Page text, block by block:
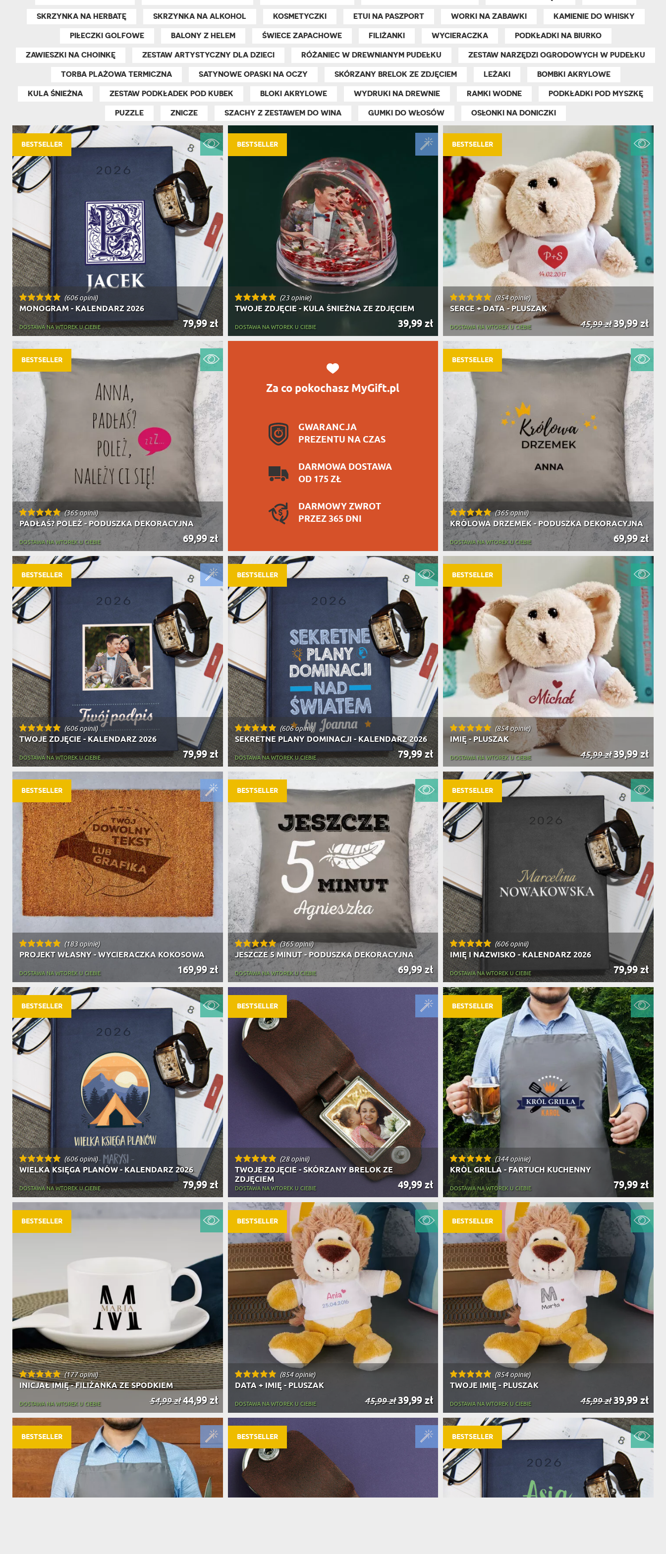
PREZENT DLA TEŚCIÓW PREZENT DLAFIRM
ROWERZYSTY
SENIORA
SPORTOWCA
STRAŻAKA
SZEFA
WĘDKARZA
PRODUKTY SPOŻYWCZE
CHARAKTER PREZENTU
SKRZYNKA NA HERBATĘ SKRZYNKA NA ALKOHOL KOSMETYCZKI ETUI NA PASZPORT WORKI NA ZABAWKI KAMIENIE DO WHISKY
PIŁECZKI GOLFOWE BALONY Z HELEM ŚWIECE ZAPACHOWE FILIŻANKI WYCIERACZKA PODKŁADKI NA BIURKO
ZAWIESZKI NA CHOINKĘ ZESTAW ARTYSTYCZNY DLA DZIECI RÓŻANIEC W DREWNIANYM PUDEŁKU ZESTAW NARZĘDZI OGRODOWYCH W PUDEŁKU
TORBA PLAŻOWA TERMICZNA SATYNOWE OPASKI NA OCZY SKÓRZANY BRELOK ZE ZDJĘCIEM LEŻAKI BOMBKI AKRYLOWE
KULA ŚNIEŻNA ZESTAW PODKŁADEK POD KUBEK BLOKI AKRYLOWE WYDRUKI NA DREWNIE RAMKI WODNE PODKŁADKI POD MYSZKĘ
PUZZLE ZNICZE SZACHY Z ZESTAWEM DO WINA GUMKI DO WŁOSÓW OSŁONKI NA DONICZKI
(606 opinii)
MONOGRAM - KALENDARZ 2026
79,99 zł
DOSTAWA NA WTOREK U CIEBIE
BESTSELLER
(23 opinie)
TWOJE ZDJĘCIE - KULA ŚNIEŻNA ZE ZDJĘCIEM
39,99 zł
DOSTAWA NA WTOREK U CIEBIE
BESTSELLER
Za co pokochasz MyGift.pl
GWARANCJA
PREZENTU NA CZAS
DARMOWA DOSTAWA
OD 175 ZŁ
DARMOWY ZWROT
PRZEZ 365 DNI
(854 opinie)
SERCE + DATA - PLUSZAK
45,99 zł39,99 zł
DOSTAWA NA WTOREK U CIEBIE
BESTSELLER
(365 opinii)
PADŁAŚ? POLEŻ - PODUSZKA DEKORACYJNA
69,99 zł
DOSTAWA NA WTOREK U CIEBIE
BESTSELLER
(365 opinii)
KRÓLOWA DRZEMEK - PODUSZKA DEKORACYJNA
69,99 zł
DOSTAWA NA WTOREK U CIEBIE
BESTSELLER
(606 opinii)
TWOJE ZDJĘCIE - KALENDARZ 2026
79,99 zł
DOSTAWA NA WTOREK U CIEBIE
BESTSELLER
(606 opinii)
SEKRETNE PLANY DOMINACJI - KALENDARZ 2026
79,99 zł
DOSTAWA NA WTOREK U CIEBIE
BESTSELLER
(365 opinii)
JESZCZE 5 MINUT - PODUSZKA DEKORACYJNA
69,99 zł
DOSTAWA NA WTOREK U CIEBIE
BESTSELLER
(854 opinie)
IMIĘ - PLUSZAK
45,99 zł39,99 zł
DOSTAWA NA WTOREK U CIEBIE
BESTSELLER
(183 opinie)
PROJEKT WŁASNY - WYCIERACZKA KOKOSOWA
169,99 zł
DOSTAWA NA WTOREK U CIEBIE
BESTSELLER
(606 opinii)
IMIĘ I NAZWISKO - KALENDARZ 2026
79,99 zł
DOSTAWA NA WTOREK U CIEBIE
BESTSELLER
(606 opinii)
WIELKA KSIĘGA PLANÓW - KALENDARZ 2026
79,99 zł
DOSTAWA NA WTOREK U CIEBIE
BESTSELLER
(28 opinii)
TWOJE ZDJĘCIE - SKÓRZANY BRELOK ZE
ZDJĘCIEM
49,99 zł
DOSTAWA NA WTOREK U CIEBIE
BESTSELLER
(854 opinie)
DATA + IMIĘ - PLUSZAK
45,99 zł39,99 zł
DOSTAWA NA WTOREK U CIEBIE
BESTSELLER
(344 opinie)
KRÓL GRILLA - FARTUCH KUCHENNY
79,99 zł
DOSTAWA NA WTOREK U CIEBIE
BESTSELLER
(177 opinii)
INICJAŁ IMIĘ - FILIŻANKA ZE SPODKIEM
54,99 zł44,99 zł
DOSTAWA NA WTOREK U CIEBIE
BESTSELLER
(854 opinie)
TWOJE IMIĘ - PLUSZAK
45,99 zł39,99 zł
DOSTAWA NA WTOREK U CIEBIE
BESTSELLER
BESTSELLER BESTSELLER BESTSELLER